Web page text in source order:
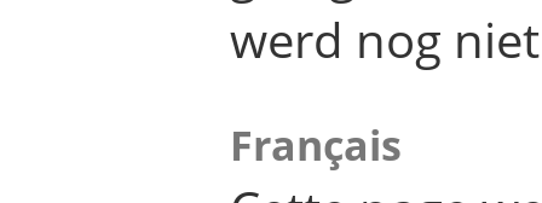
werd nog
Français